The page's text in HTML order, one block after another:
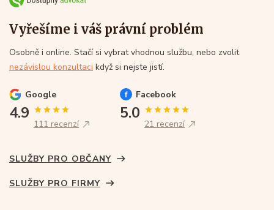
Vyřešíme i váš právní problém
Osobně i online. Stačí si vybrat vhodnou službu, nebo zvolit
nezávislou konzultaci když si nejste jistí.
Google
4.9
111 recenzí
Facebook
5.0
21 recenzí
SLUŽBY PRO OBČANY
SLUŽBY PRO FIRMY